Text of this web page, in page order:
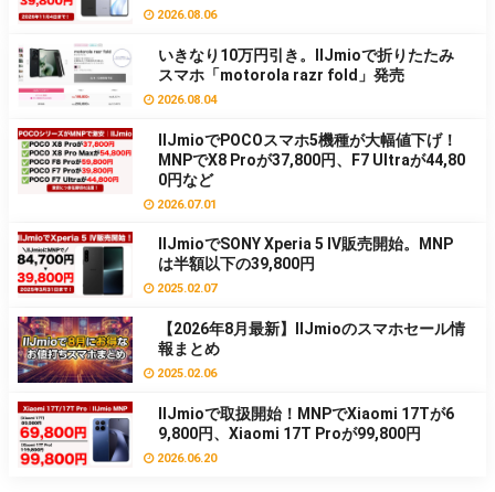
2026.08.06
いきなり10万円引き。IIJmioで折りたたみ
スマホ「motorola razr fold」発売
2026.08.04
IIJmioでPOCOスマホ5機種が大幅値下げ！
MNPでX8 Proが37,800円、F7 Ultraが44,80
0円など
2026.07.01
IIJmioでSONY Xperia 5 Ⅳ販売開始。MNP
は半額以下の39,800円
2025.02.07
【2026年8月最新】IIJmioのスマホセール情
報まとめ
2025.02.06
IIJmioで取扱開始！MNPでXiaomi 17Tが6
9,800円、Xiaomi 17T Proが99,800円
2026.06.20